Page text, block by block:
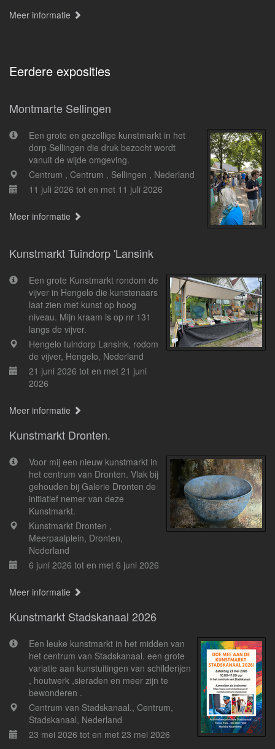
Meer informatie
Eerdere exposities
Montmarte Sellingen
Een grote en gezellige kunstmarkt in het
dorp Sellingen die druk bezocht wordt
vanuit de wijde omgeving.
Centrum , Centrum , Sellingen , Nederland
11 juli 2026 tot en met 11 juli 2026
Meer informatie
Kunstmarkt Tuindorp 'Lansink
Een grote Kunstmarkt rondom de
vijver in Hengelo die kunstenaars
laat zien met kunst op hoog
niveau. Mijn kraam is op nr 131
langs de vijver.
Hengelo tuindorp Lansink, rodom
de vijver, Hengelo, Nederland
21 juni 2026 tot en met 21 juni
2026
Meer informatie
Kunstmarkt Dronten.
Voor mij een nieuw kunstmarkt in
het centrum van Dronten. Vlak bij
gehouden bij Galerie Dronten de
initiatief nemer van deze
Kunstmarkt.
Kunstmarkt Dronten ,
Meerpaalplein, Dronten,
Nederland
6 juni 2026 tot en met 6 juni 2026
Meer informatie
Kunstmarkt Stadskanaal 2026
Een leuke kunstmarkt in het midden van
het centrum van Stadskanaal. een grote
variatie aan kunstuitingen van schilderijen
, houtwerk ,sieraden en meer zijn te
bewonderen .
Centrum van Stadskanaal., Centrum,
Stadskanaal, Nederland
23 mei 2026 tot en met 23 mei 2026